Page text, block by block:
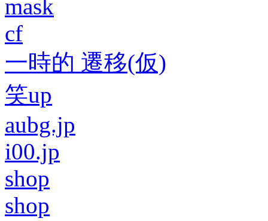
mask
cf
一時的 遷移(仮)
笑up
aubg.jp
i00.jp
shop
shop